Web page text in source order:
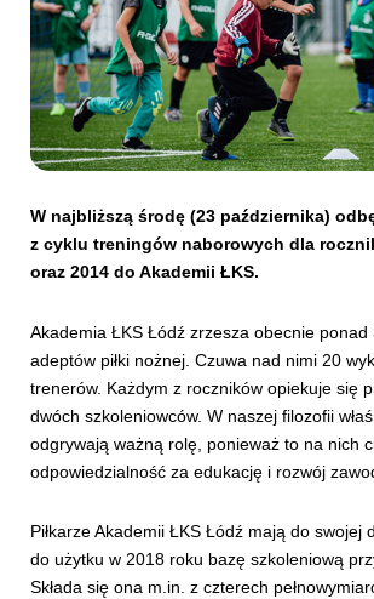
SKLEP KUP BILET
W najbliższą środę (23 października)
z cyklu treningów naborowych dla
oraz 2014 do Akademii ŁKS.
Akademia ŁKS Łódź zrzesza obecnie ponad
adeptów piłki nożnej. Czuwa nad nimi 20
trenerów. Każdym z roczników opiekuje się
dwóch szkoleniowców. W naszej filozofii
odgrywają ważną rolę, ponieważ to na nich
odpowiedzialność za edukację i rozwój
Piłkarze Akademii ŁKS Łódź mają do swojej
do użytku w 2018 roku bazę szkoleniową
Składa się ona m.in. z czterech